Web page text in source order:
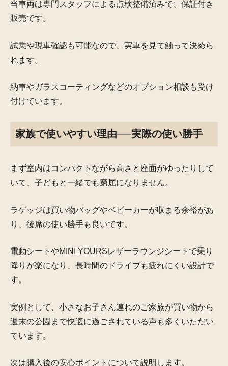
当車両は専門スタッフによる点検整備済みで、保証付き
販売です。
試乗や現車確認も可能なので、実車を見て触って決めら
れます。
納車やガラスコーティングなどのオプション相談も受け
付けています。
家族で使いやすい理由──実際の使い勝手
まず室内はコンパクトながら高さと座面がゆったりして
いて、子どもと一緒でも窮屈になりません。
ラゲッジは買い物バッグやベビーカーが収まる余裕があ
り、後席の使い勝手も良いです。
電動シートやMINI YOURSレザーラウンジシートで乗り
降りが楽になり、長時間のドライブも疲れにくい設計で
す。
実例として、小さなお子さん連れのご家族が買い物から
週末の公園まで快適に過ごされている声も多くいただい
ています。
次は購入後の安心ポイントについて説明します。